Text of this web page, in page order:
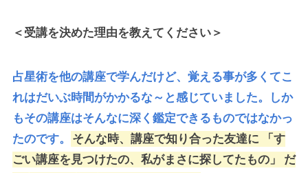
＜受講を決めた理由を教えてください＞
占星術を他の講座で学んだけど、覚える事が多くてこ
れはだいぶ時間がかかるな～と感じていました。しか
もその講座はそんなに深く鑑定できるものではなかっ
たのです。
そんな時、講座で知り合った友達に
「す
ごい講座を見つけたの、私がまさに探してたもの」
だ